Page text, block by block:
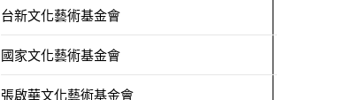
台新文化藝術基金會
國家文化藝術基金會
張啟華文化藝術基金會